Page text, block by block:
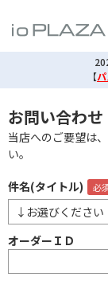
【
お問い合わせ
当店へのご要望は
い。
件名(タイトル)
オーダーＩＤ